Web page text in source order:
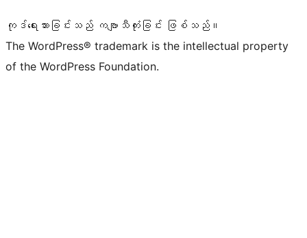
ကုဒ်ရေးသားခြင်းသည် ကဗျာသီကုံးခြင်း ဖြစ်သည်။
The WordPress® trademark is the intellectual property
of the WordPress Foundation.